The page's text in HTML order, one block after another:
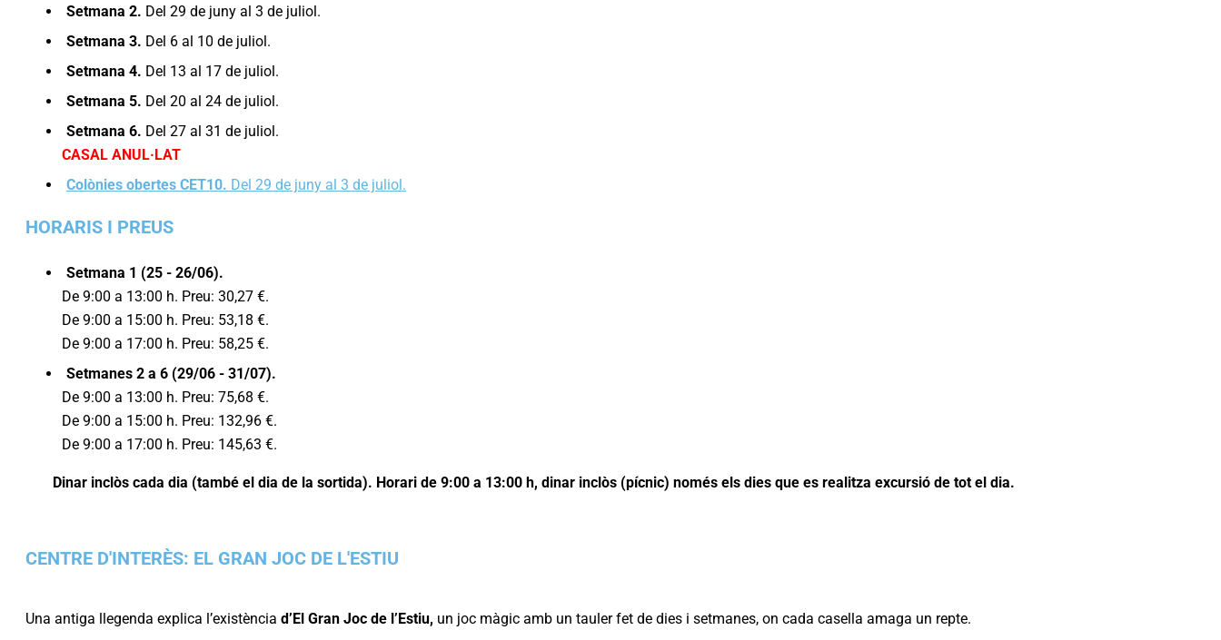
Setmana 2. Del 29 de juny al 3 de juliol.
Setmana 3. Del 6 al 10 de juliol.
Setmana 4. Del 13 al 17 de juliol.
Setmana 5. Del 20 al 24 de juliol.
Setmana 6. Del 27 al 31 de juliol.
CASAL ANUL·LAT
Colònies obertes CET10. Del 29 de juny al 3 de juliol.
HORARIS I PREUS
Setmana 1 (25 - 26/06).
De 9:00 a 13:00 h. Preu: 30,27 €.
De 9:00 a 15:00 h. Preu: 53,18 €.
De 9:00 a 17:00 h. Preu: 58,25 €.
Setmanes 2 a 6 (29/06 - 31/07).
De 9:00 a 13:00 h. Preu: 75,68 €.
De 9:00 a 15:00 h. Preu: 132,96 €.
De 9:00 a 17:00 h. Preu: 145,63 €.
Dinar inclòs cada dia (també el dia de la sortida). Horari de 9:00 a 13:00 h, d inar inclòs (pícnic) només els dies que es realitza excursió de tot el dia.
CENTRE D'INTERÈS: EL GRAN JOC DE L'ESTIU
Una antiga llegenda explica l’existència d’El Gran Joc de l’Estiu, un joc màgic amb un tauler fet de dies i setmanes, on cada casella amaga un repte.